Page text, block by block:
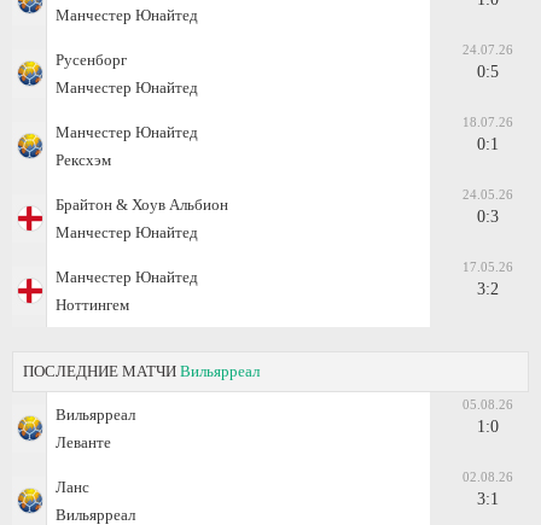
Манчестер Юнайтед
Русенборг
Манчестер Юнайтед
24.07.26
0:5
Манчестер Юнайтед
Рексхэм
18.07.26
0:1
Брайтон & Хоув Альбион
Манчестер Юнайтед
24.05.26
0:3
Манчестер Юнайтед
Ноттингем
17.05.26
3:2
ПОСЛЕДНИЕ МАТЧИ Вильярреал
Вильярреал
Леванте
05.08.26
1:0
Ланс
Вильярреал
02.08.26
3:1